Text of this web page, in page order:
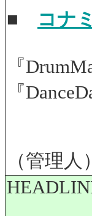
■ コナ
『
『
（管理